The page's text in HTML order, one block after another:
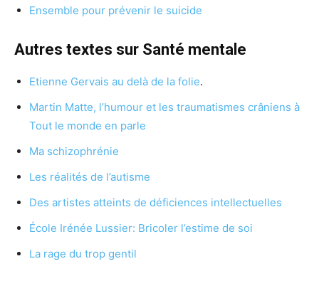
Ensemble pour prévenir le suicide
Autres textes sur Santé mentale
Etienne Gervais au delà de la folie.
Martin Matte, l’humour et les traumatismes crâniens à
Tout le monde en parle
Ma schizophrénie
Les réalités de l’autisme
Des artistes atteints de déficiences intellectuelles
École Irénée Lussier: Bricoler l’estime de soi
La rage du trop gentil